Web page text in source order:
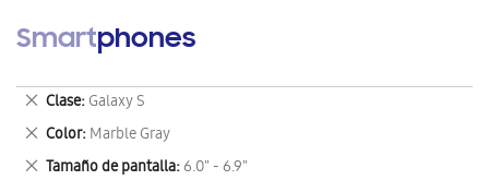
Smartphones
Clase Galaxy S
Eliminar
este
artículo
Color Marble Gray
Eliminar
este
Tamaño de pantalla 6.0" - 6.9"
Eliminar